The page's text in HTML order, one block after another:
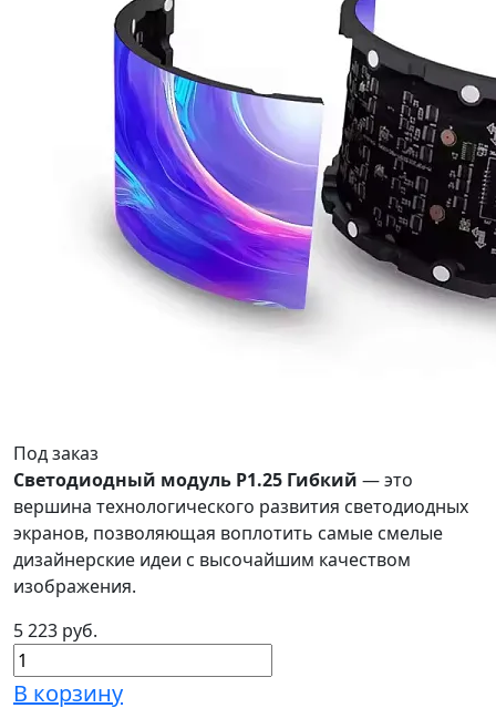
Под заказ
Светодиодный модуль P1.25 Гибкий — это
вершина технологического развития светодиодных
экранов, позволяющая воплотить самые смелые
дизайнерские идеи с высочайшим качеством
изображения.
5 223 руб.
В корзину